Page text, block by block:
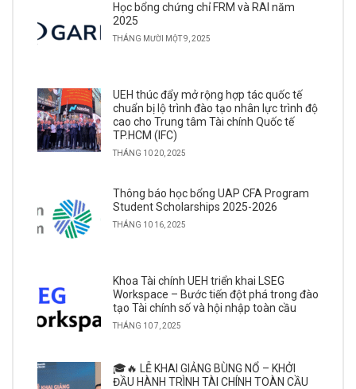
Học bổng chứng chỉ FRM và RAI năm
2025
THÁNG MƯỜI MỘT 9, 2025
UEH thúc đẩy mở rộng hợp tác quốc tế
chuẩn bị lộ trình đào tạo nhân lực trình độ
cao cho Trung tâm Tài chính Quốc tế
TP.HCM (IFC)
THÁNG 10 20, 2025
Thông báo học bổng UAP CFA Program
Student Scholarships 2025-2026
THÁNG 10 16, 2025
Khoa Tài chính UEH triển khai LSEG
Workspace – Bước tiến đột phá trong đào
tạo Tài chính số và hội nhập toàn cầu
THÁNG 10 7, 2025
🎓🔥 LỄ KHAI GIẢNG BÙNG NỔ – KHỞI
ĐẦU HÀNH TRÌNH TÀI CHÍNH TOÀN CẦU